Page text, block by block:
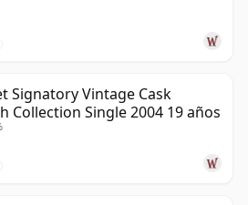
Signatory Vintage Cask
Collection Single 2004 19 años